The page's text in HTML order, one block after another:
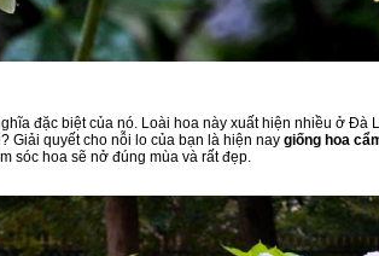
đặc biệt của nó. Loài hoa này xuất hiện nhiều ở Đà
Giải quyết cho nỗi lo của bạn là hiện nay giống hoa
sóc hoa sẽ nở đúng mùa và rất đẹp.